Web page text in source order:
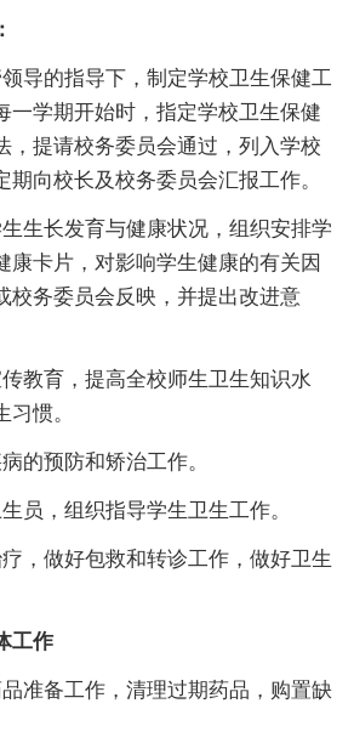
的指导下，制定学校卫生保健工
一学期开始时，指定学校卫生保健
，提请校务委员会通过，列入学校
期向校长及校务委员会汇报工作。
长发育与健康状况，组织安排学
康卡片，对影响学生健康的有关因
校务委员会反映，并提出改进意
育，提高全校师生卫生知识水
惯。
预防和矫治工作。
，组织指导学生卫生工作。
做好包救和转诊工作，做好卫生
工作
备工作，清理过期药品，购置缺